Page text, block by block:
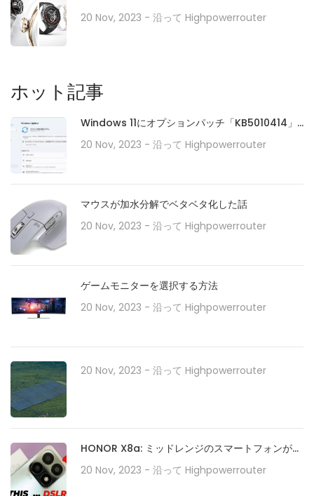
20 Nov, 2023 - 沿って Highpowerrouter
ホット記事
Windows 11にオプションパッチ「KB5010414」
が配信開始。タスクバーの機能強化や印刷/ドライ
20 Nov, 2023 - 沿って Highpowerrouter
マウスが加水分解でベタベタ化した話
20 Nov, 2023 - 沿って Highpowerrouter
ゲームモニターを選択する方法
20 Nov, 2023 - 沿って Highpowerrouter
20 Nov, 2023 - 沿って Highpowerrouter
HONOR X8a: ミッドレンジのスマートフォンが
100MP カメラ システムでカメラ テクノロジーを
20 Nov, 2023 - 沿って Highpowerrouter